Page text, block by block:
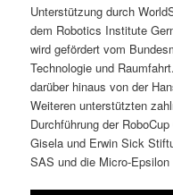
Unterstützung durch
dem Robotics Institute
wird gefördert vom
Technologie und
darüber hinaus von der
Weiteren unterstützten
Durchführung der
Gisela und Erwin Sick
SAS und die Micro-